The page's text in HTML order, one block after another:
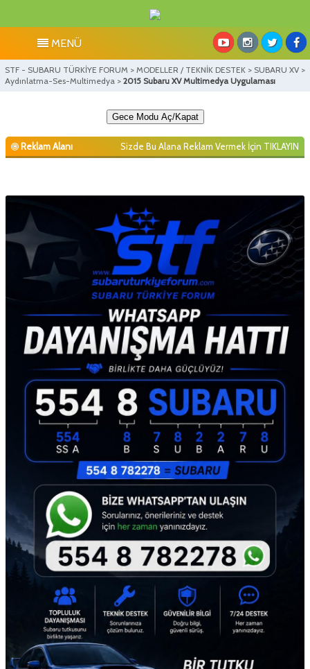
MENÜ
STF - SUBARU TÜRKİYE FORUM > MODELLER / TEKNİK DESTEK > SUBARU XV >
Aydınlatma-Ses-Multimedya > 2015 Subaru XV Multimedya Uygulaması
Gece Modu Aç/Kapat
Reklam Alanı Sizde Bu Alana Reklam Vermek İçin TIKLAYIN